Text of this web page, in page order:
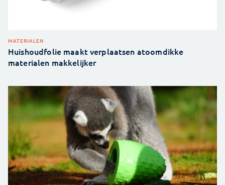
MATERIALEN
Huishoudfolie maakt verplaatsen atoomdikke
materialen makkelijker